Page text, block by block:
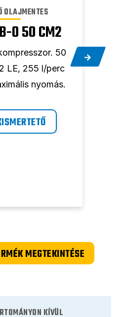
OLAJMENTES
0 50 CM2
50
LE, 255 l/perc
nyomás.
MEGTEKINTÉSE
KÍVÜL